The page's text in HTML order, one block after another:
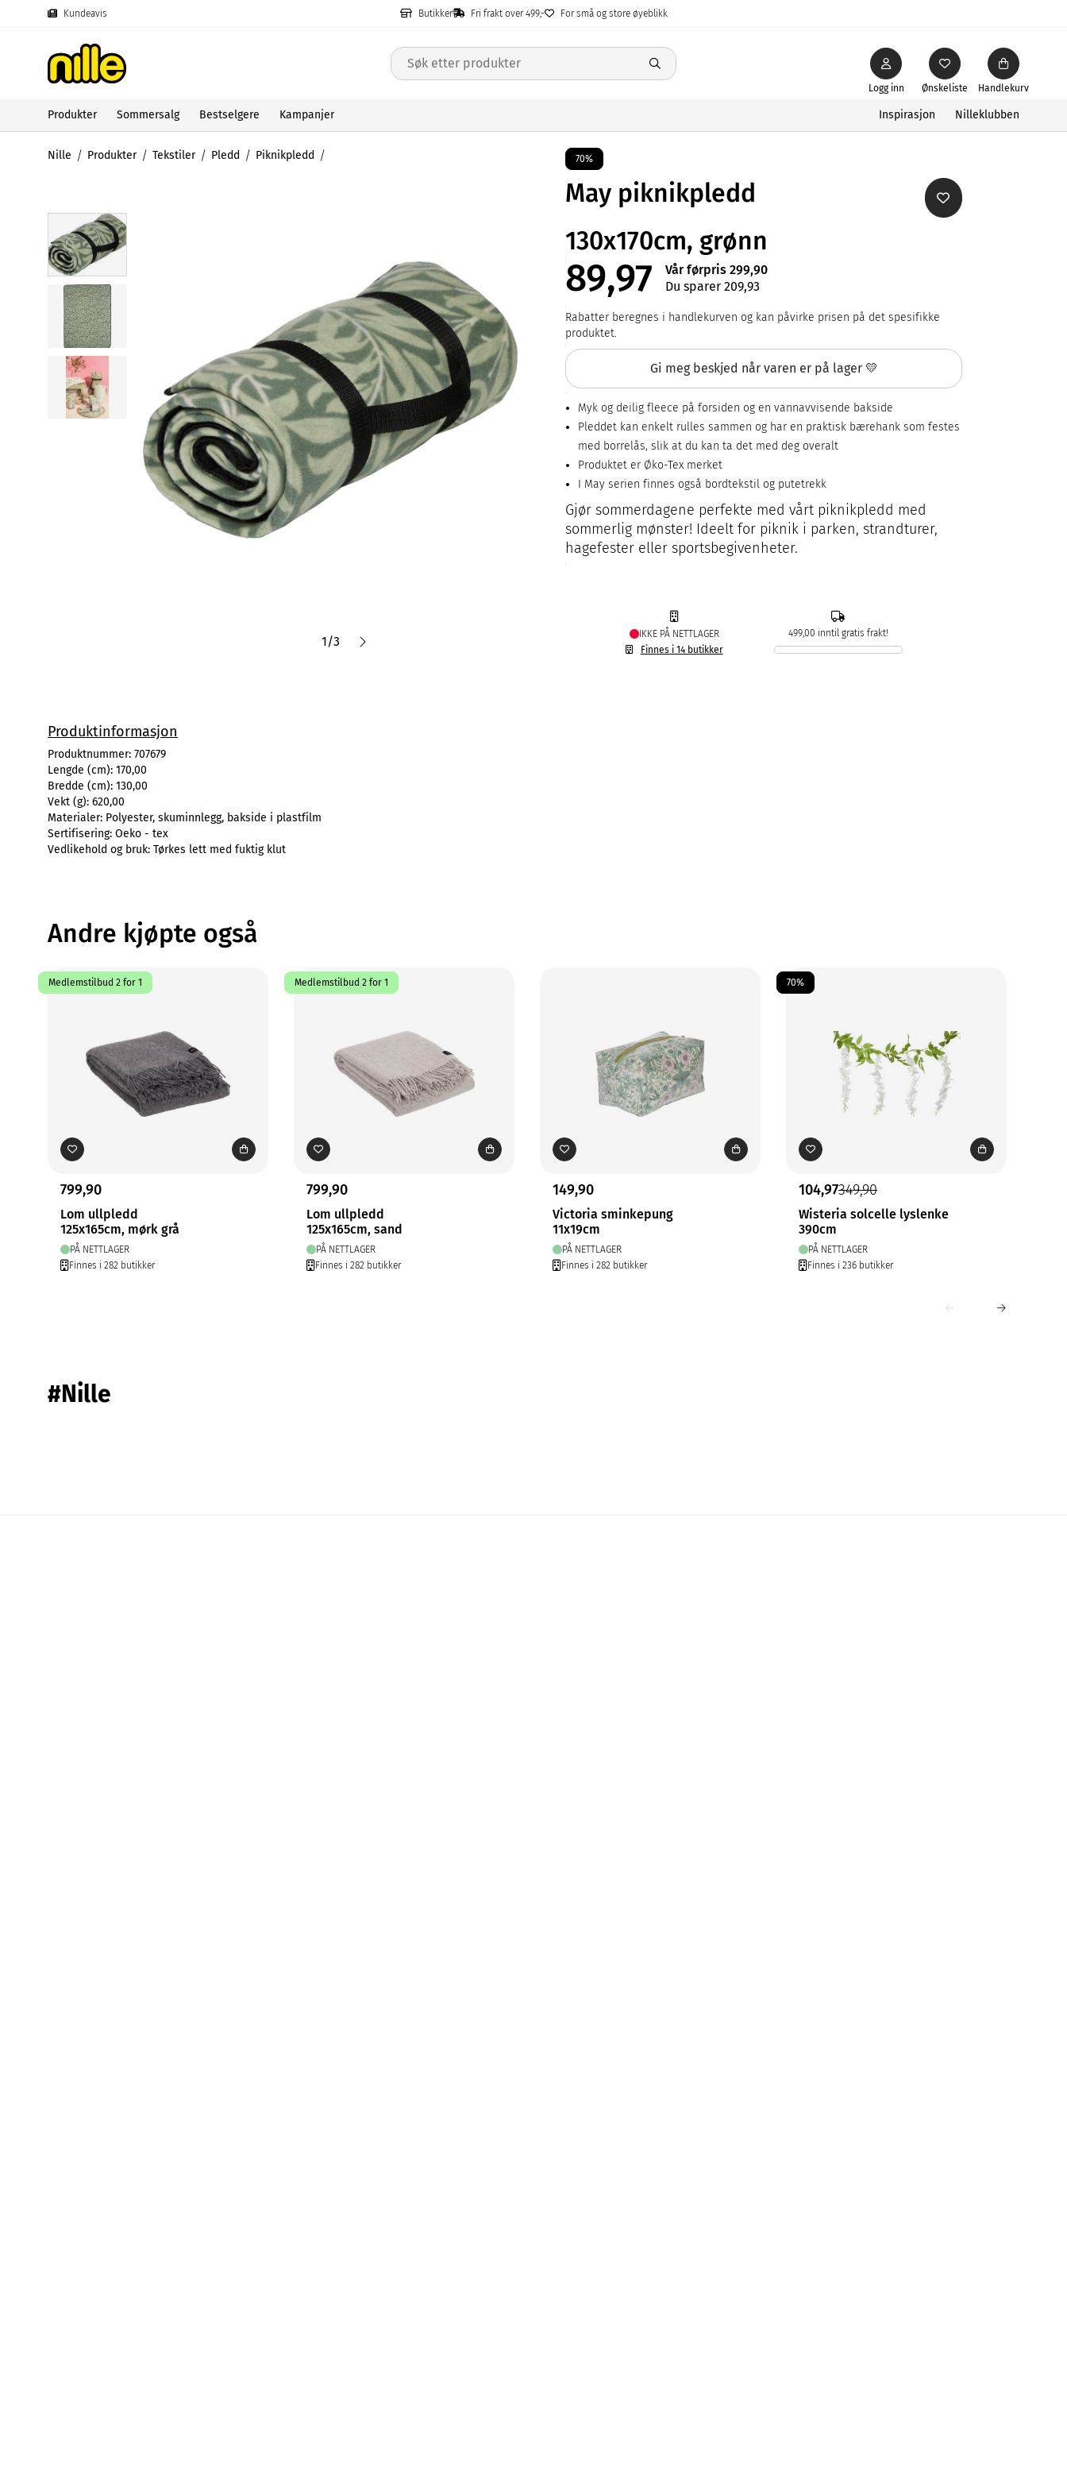
Kundeavis Butikker Fri frakt over 499,- For små og store øyeblikk
Ønskeliste
Logg inn Handlekurv
Produkter Sommersalg Bestselgere Kampanjer Inspirasjon Nilleklubben
Nille Produkter Tekstiler Pledd Piknikpledd
1/3
70%
May piknikpledd
130x170cm, grønn
89,97
Vår førpris 299,90
Du sparer 209,93
Rabatter beregnes i handlekurven og kan påvirke prisen på det spesifikke
produktet.
Gi meg beskjed når varen er på lager 💛
Myk og deilig fleece på forsiden og en vannavvisende bakside
Pleddet kan enkelt rulles sammen og har en praktisk bærehank som festes
med borrelås, slik at du kan ta det med deg overalt
Produktet er Øko-Tex merket
I May serien finnes også bordtekstil og putetrekk
Gjør sommerdagene perfekte med vårt piknikpledd med
sommerlig mønster! Ideelt for piknik i parken, strandturer,
hagefester eller sportsbegivenheter.
IKKE PÅ NETTLAGER
Finnes i 14 butikker
499,00 inntil gratis frakt!
Produktinformasjon
Produktnummer: 707679
Lengde (cm): 170,00
Bredde (cm): 130,00
Vekt (g): 620,00
Materialer: Polyester, skuminnlegg, bakside i plastfilm
Sertifisering: Oeko - tex
Vedlikehold og bruk: Tørkes lett med fuktig klut
Andre kjøpte også
Medlemstilbud 2 for 1
799,90
Lom ullpledd
125x165cm, mørk grå
PÅ NETTLAGER
Finnes i 282 butikker
Medlemstilbud 2 for 1
799,90
Lom ullpledd
125x165cm, sand
PÅ NETTLAGER
Finnes i 282 butikker
149,90
Victoria sminkepung
11x19cm
PÅ NETTLAGER
Finnes i 282 butikker
70%
104,97349,90
Wisteria solcelle lyslenke
390cm
PÅ NETTLAGER
Finnes i 236 butikker
#Nille